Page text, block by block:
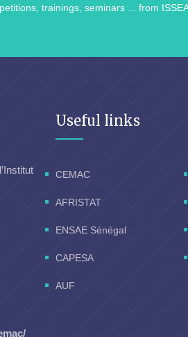
trainings, seminars ... from
Useful links
CEMAC
AFRISTAT
ENSAE Sénégal
CAPESA
AUF